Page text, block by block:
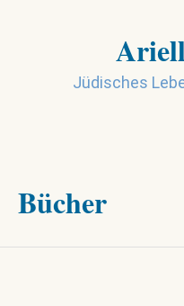
Jüdisches
Bücher